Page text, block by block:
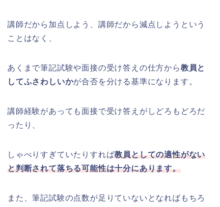
講師だから加点しよう、講師だから減点しようという
ことはなく、
あくまで筆記試験や面接の受け答えの仕方から教員と
してふさわしいかが合否を分ける基準になります。
講師経験があっても面接で受け答えがしどろもどろだ
ったり、
しゃべりすぎていたりすれば教員としての適性がない
と判断されて落ちる可能性は十分にあります。
また、筆記試験の点数が足りていないとなればもちろ